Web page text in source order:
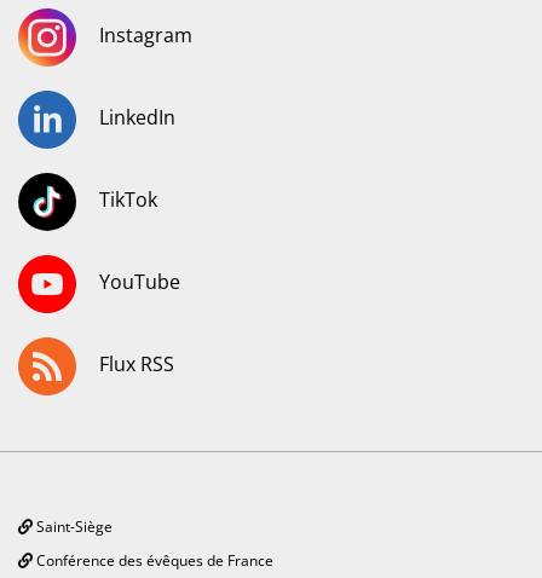
Instagram
LinkedIn
TikTok
YouTube
Flux RSS
Saint-Siège
Conférence des évêques de France